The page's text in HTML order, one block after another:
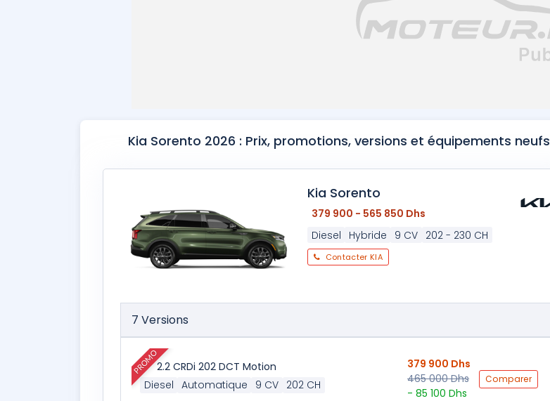
Kia Sorento 2026 : Prix, promotions, versions et équipements neufs
Kia Sorento
379 900 - 565 850 Dhs
Diesel
Hybride 9 CV 202 - 230 CH
Contacter KIA
7 Versions
PROMO2.2 CRDi 202 DCT Motion
Diesel Automatique 9 CV 202 CH
379 900 Dhs
465 000 Dhs
- 85 100 Dhs
Comparer